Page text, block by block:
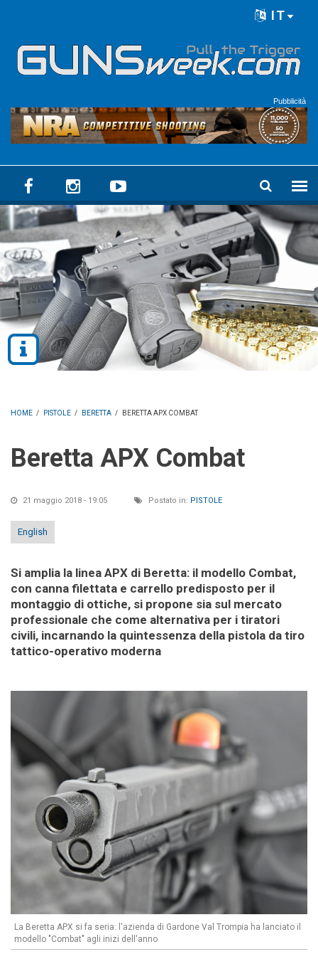
IT
Pubblicità
HOME / PISTOLE / BERETTA / BERETTA APX COMBAT
Beretta APX Combat
21 maggio 2018 - 19:05 Postato in: PISTOLE
English
Si amplia la linea APX di Beretta: il modello Combat,
con canna filettata e carrello predisposto per il
montaggio di ottiche, si propone sia sul mercato
professionale che come alternativa per i tiratori
civili, incarnando la quintessenza della pistola da tiro
tattico-operativo moderna
La Beretta APX si fa seria: l'azienda di Gardone Val Trompia ha lanciato il
modello "Combat" agli inizi dell'anno